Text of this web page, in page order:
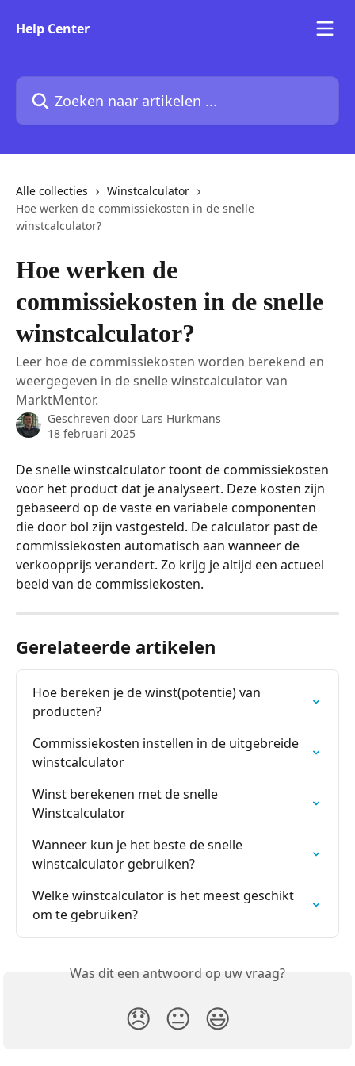
Help Center
Zoeken naar artikelen ...
Alle collecties
Winstcalculator
Hoe werken de commissiekosten in de snelle
winstcalculator?
Hoe werken de
commissiekosten in de snelle
winstcalculator?
Leer hoe de commissiekosten worden berekend en
weergegeven in de snelle winstcalculator van
MarktMentor.
Geschreven door Lars Hurkmans
18 februari 2025
De snelle winstcalculator toont de commissiekosten
voor het product dat je analyseert. Deze kosten zijn
gebaseerd op de vaste en variabele componenten
die door bol zijn vastgesteld. De calculator past de
commissiekosten automatisch aan wanneer de
verkoopprijs verandert. Zo krijg je altijd een actueel
beeld van de commissiekosten.
Gerelateerde artikelen
Hoe bereken je de winst(potentie) van
producten?
Commissiekosten instellen in de uitgebreide
winstcalculator
Winst berekenen met de snelle
Winstcalculator
Wanneer kun je het beste de snelle
winstcalculator gebruiken?
Welke winstcalculator is het meest geschikt
om te gebruiken?
Was dit een antwoord op uw vraag?
😞 😐 😃